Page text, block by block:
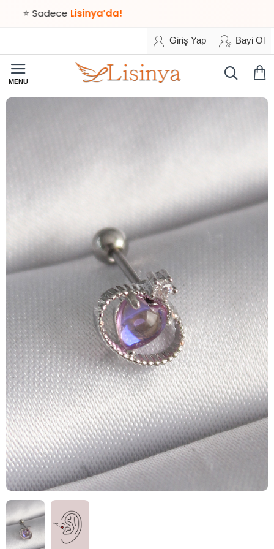
Lisinya’da!
Giriş Yap Bayi Ol
TESLİMAT